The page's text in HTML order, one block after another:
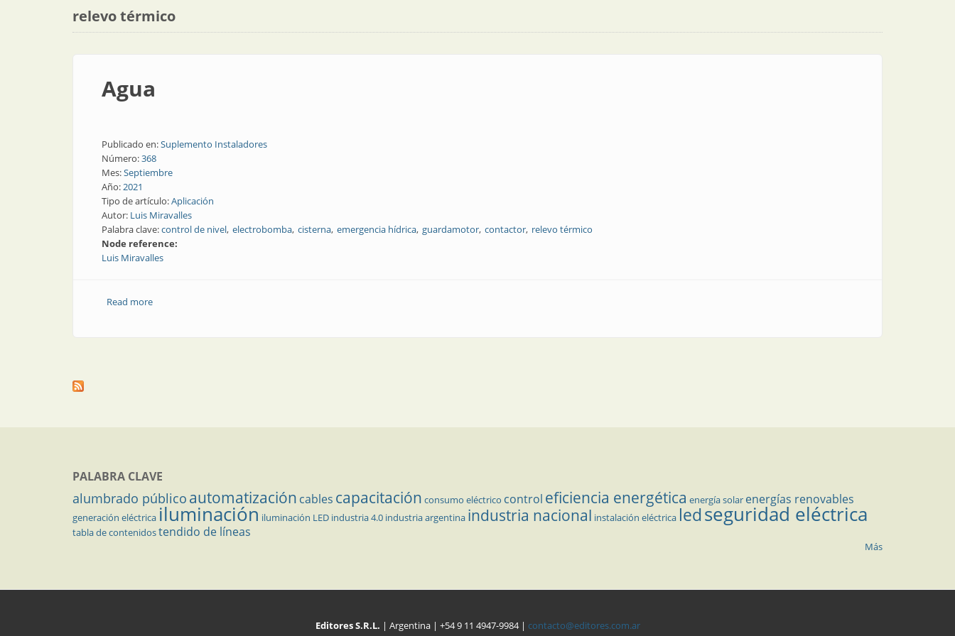
relevo térmico
Agua
Publicado en:Suplemento Instaladores
Número:368
Mes:Septiembre
Año:2021
Tipo de artículo:Aplicación
Autor: Luis Miravalles
Palabra clave:control de nivel electrobomba cisterna emergencia hídrica guardamotor contactor relevo térmico
Node reference:
Luis Miravalles
Read moreabout Agua
PALABRA CLAVE
alumbrado público automatización cables capacitación consumo eléctrico control eficiencia energética energía solar energías renovables
generación eléctrica iluminación iluminación LED industria 4.0 industria argentina industria nacional instalación eléctrica ledseguridad eléctrica
tabla de contenidostendido de líneas
Más
Editores S.R.L. | Argentina | +54 9 11 4947-9984 | contacto@editores.com.ar